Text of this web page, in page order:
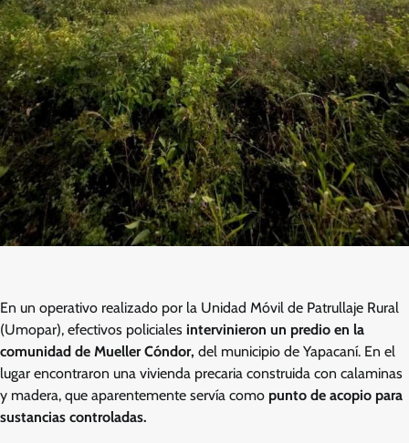
En un operativo realizado por la Unidad Móvil de Patrullaje Rural
(Umopar), efectivos policiales intervinieron un predio en la
comunidad de Mueller Cóndor, del municipio de Yapacaní. En el
lugar encontraron una vivienda precaria construida con calaminas
y madera, que aparentemente servía como punto de acopio para
sustancias controladas.